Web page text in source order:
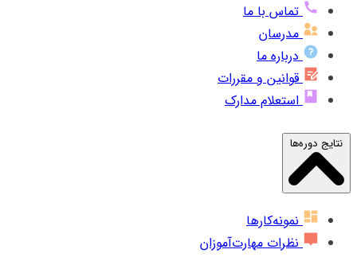
تماس با ما
مدرسان
درباره ما
قوانین و مقررات
استعلام مدارک
نتایج دوره‌ها
نمونه‌کارها
نظرات مهارت‌آموزان